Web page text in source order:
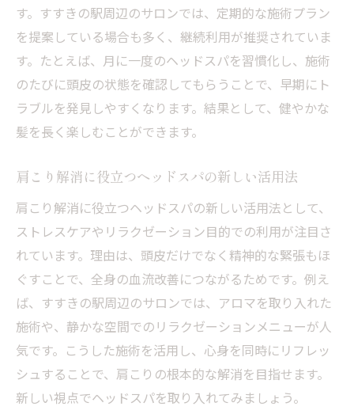
す。すすきの駅周辺のサロンでは、定期的な施術プラン
を提案している場合も多く、継続利用が推奨されていま
す。たとえば、月に一度のヘッドスパを習慣化し、施術
のたびに頭皮の状態を確認してもらうことで、早期にト
ラブルを発見しやすくなります。結果として、健やかな
髪を長く楽しむことができます。
肩こり解消に役立つヘッドスパの新しい活用法
肩こり解消に役立つヘッドスパの新しい活用法として、
ストレスケアやリラクゼーション目的での利用が注目さ
れています。理由は、頭皮だけでなく精神的な緊張もほ
ぐすことで、全身の血流改善につながるためです。例え
ば、すすきの駅周辺のサロンでは、アロマを取り入れた
施術や、静かな空間でのリラクゼーションメニューが人
気です。こうした施術を活用し、心身を同時にリフレッ
シュすることで、肩こりの根本的な解消を目指せます。
新しい視点でヘッドスパを取り入れてみましょう。